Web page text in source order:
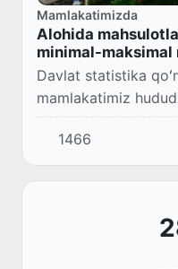
Mamlakatimizda
Alohida
minimal-maksimal
Davlat statistika
mamlakatimiz
bozorlarida, shu
kuzatuv natijalari
1466